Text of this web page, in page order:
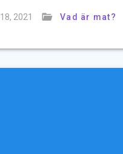
2021 Vad är mat?